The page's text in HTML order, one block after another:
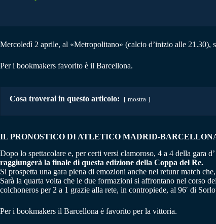
Mercoledì 2 aprile, al «Metropolitano» (calcio d’inizio alle
Per i bookmakers favorito è il Barcellona.
Cosa troverai in questo articolo: mostra
IL PRONOSTICO DI ATLETICO MADRID-
Dopo lo spettacolare e, per certi versi clamoroso, 4 a 4 della gara
raggiungerà la finale di questa edizione della Coppa del Re.
Si prospetta una gara piena di emozioni anche nel retunr match
Sarà la quarta volta che le due formazioni si affrontano nel corso
colchoneros per 2 a 1 grazie alla rete, in contropiede, al 96′ di
Per i bookmakers il Barcellona è favorito per la vittoria.